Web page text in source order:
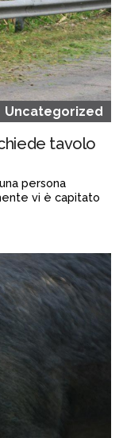
Uncategorized
tavolo
persona
vi è capitato